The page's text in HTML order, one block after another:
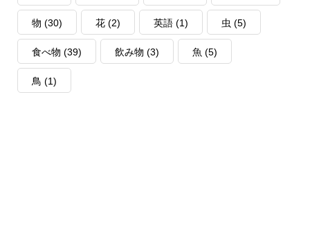
物 (30) 花(2) 英語(1) 虫 (5)
食べ物 (39) 飲み物 (3) 魚 (5)
鳥 (1)